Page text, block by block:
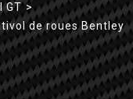
GT >
de roues Bentley